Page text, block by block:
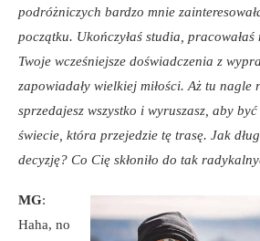
podróżniczych bardzo mnie
początku. Ukończyłaś studia,
Twoje wcześniejsze doświadczenia z
zapowiadały wielkiej miłości. Aż tu nagle
sprzedajesz wszystko i wyruszasz, aby
świecie, która przejedzie tę trasę. Jak
decyzję? Co Cię skłoniło do tak
MG:
Haha, no